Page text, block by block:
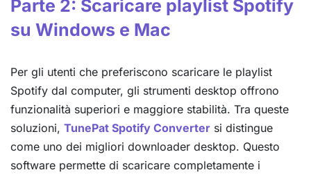
Parte 2: Scaricare playlist Spotify
su Windows e Mac
Per gli utenti che preferiscono scaricare le playlist
Spotify dal computer, gli strumenti desktop offrono
funzionalità superiori e maggiore stabilità. Tra queste
soluzioni, TunePat Spotify Converter si distingue
come uno dei migliori downloader desktop. Questo
software permette di scaricare completamente i